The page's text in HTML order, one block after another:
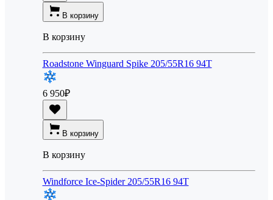
В корзину
В корзину
Roadstone Winguard Spike 205/55R16 94T
6 950₽
В корзину
В корзину
Windforce Ice-Spider 205/55R16 94T